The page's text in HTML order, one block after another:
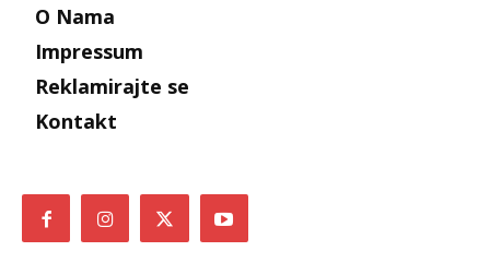
O Nama
Impressum
Reklamirajte se
Kontakt